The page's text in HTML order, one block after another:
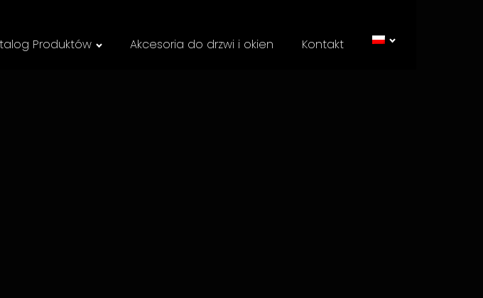
Produktów Akcesoria do drzwi i okien Kontakt